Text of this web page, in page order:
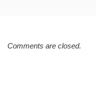
Comments are closed.